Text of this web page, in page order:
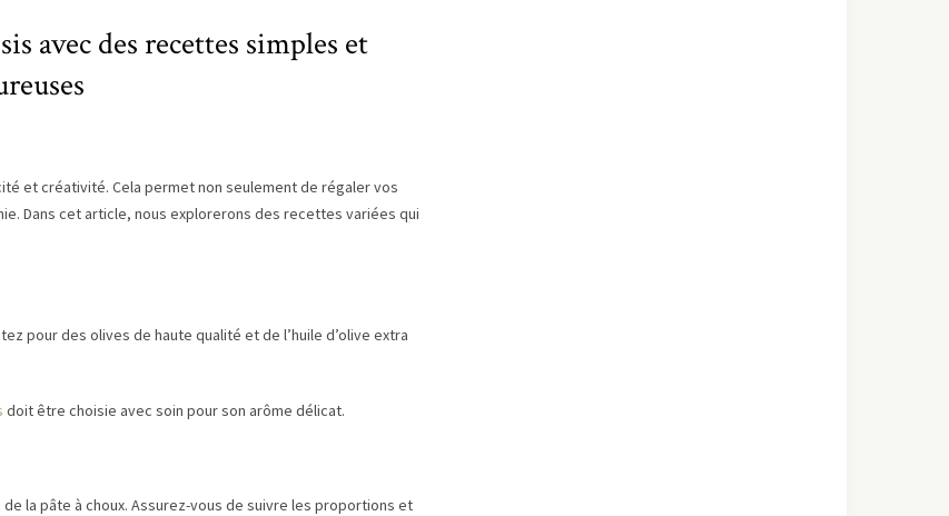
avec des recettes simples et
et créativité. Cela permet non seulement de régaler vos
Dans cet article, nous explorerons des recettes variées qui
pour des olives de haute qualité et de l’huile d’olive extra
doit être choisie avec soin pour son arôme délicat.
la pâte à choux. Assurez-vous de suivre les proportions et